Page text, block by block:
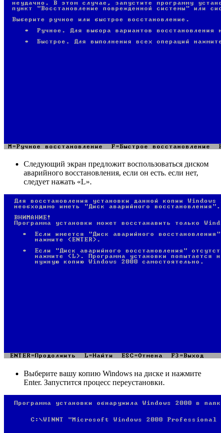
Следующий экран предложит воспользоваться диском
аварийного восстановления, если он есть. если нет,
следует нажать «L».
Выберите вашу копию Windows на диске и нажмите
Enter. Запустится процесс переустановки.